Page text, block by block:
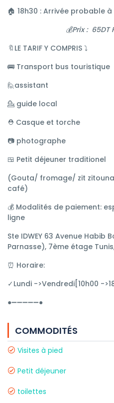
🏠 18h30 : Arrivée probable à
💰Prix : 65DT
🔖LE TARIF Y COMPRIS ⤵️
🚌 Transport bus touristique
🙋assistant
💁 guide local
⛑ Casque et torche
📷 photographe
🍱 Petit déjeuner traditionel
(Gouta/ fromage/ zit
café)
💰 Modalités de paiement:
ligne
Ste IDWEY 63 Avenue Habib
Parnasse), 7ème étage
⏰ Horaire:
✓Lundi ->Vendredi[10h00 -
●➖➖➖➖➖●
COMMODITÉS
Visites à pied
Petit déjeuner
toilettes